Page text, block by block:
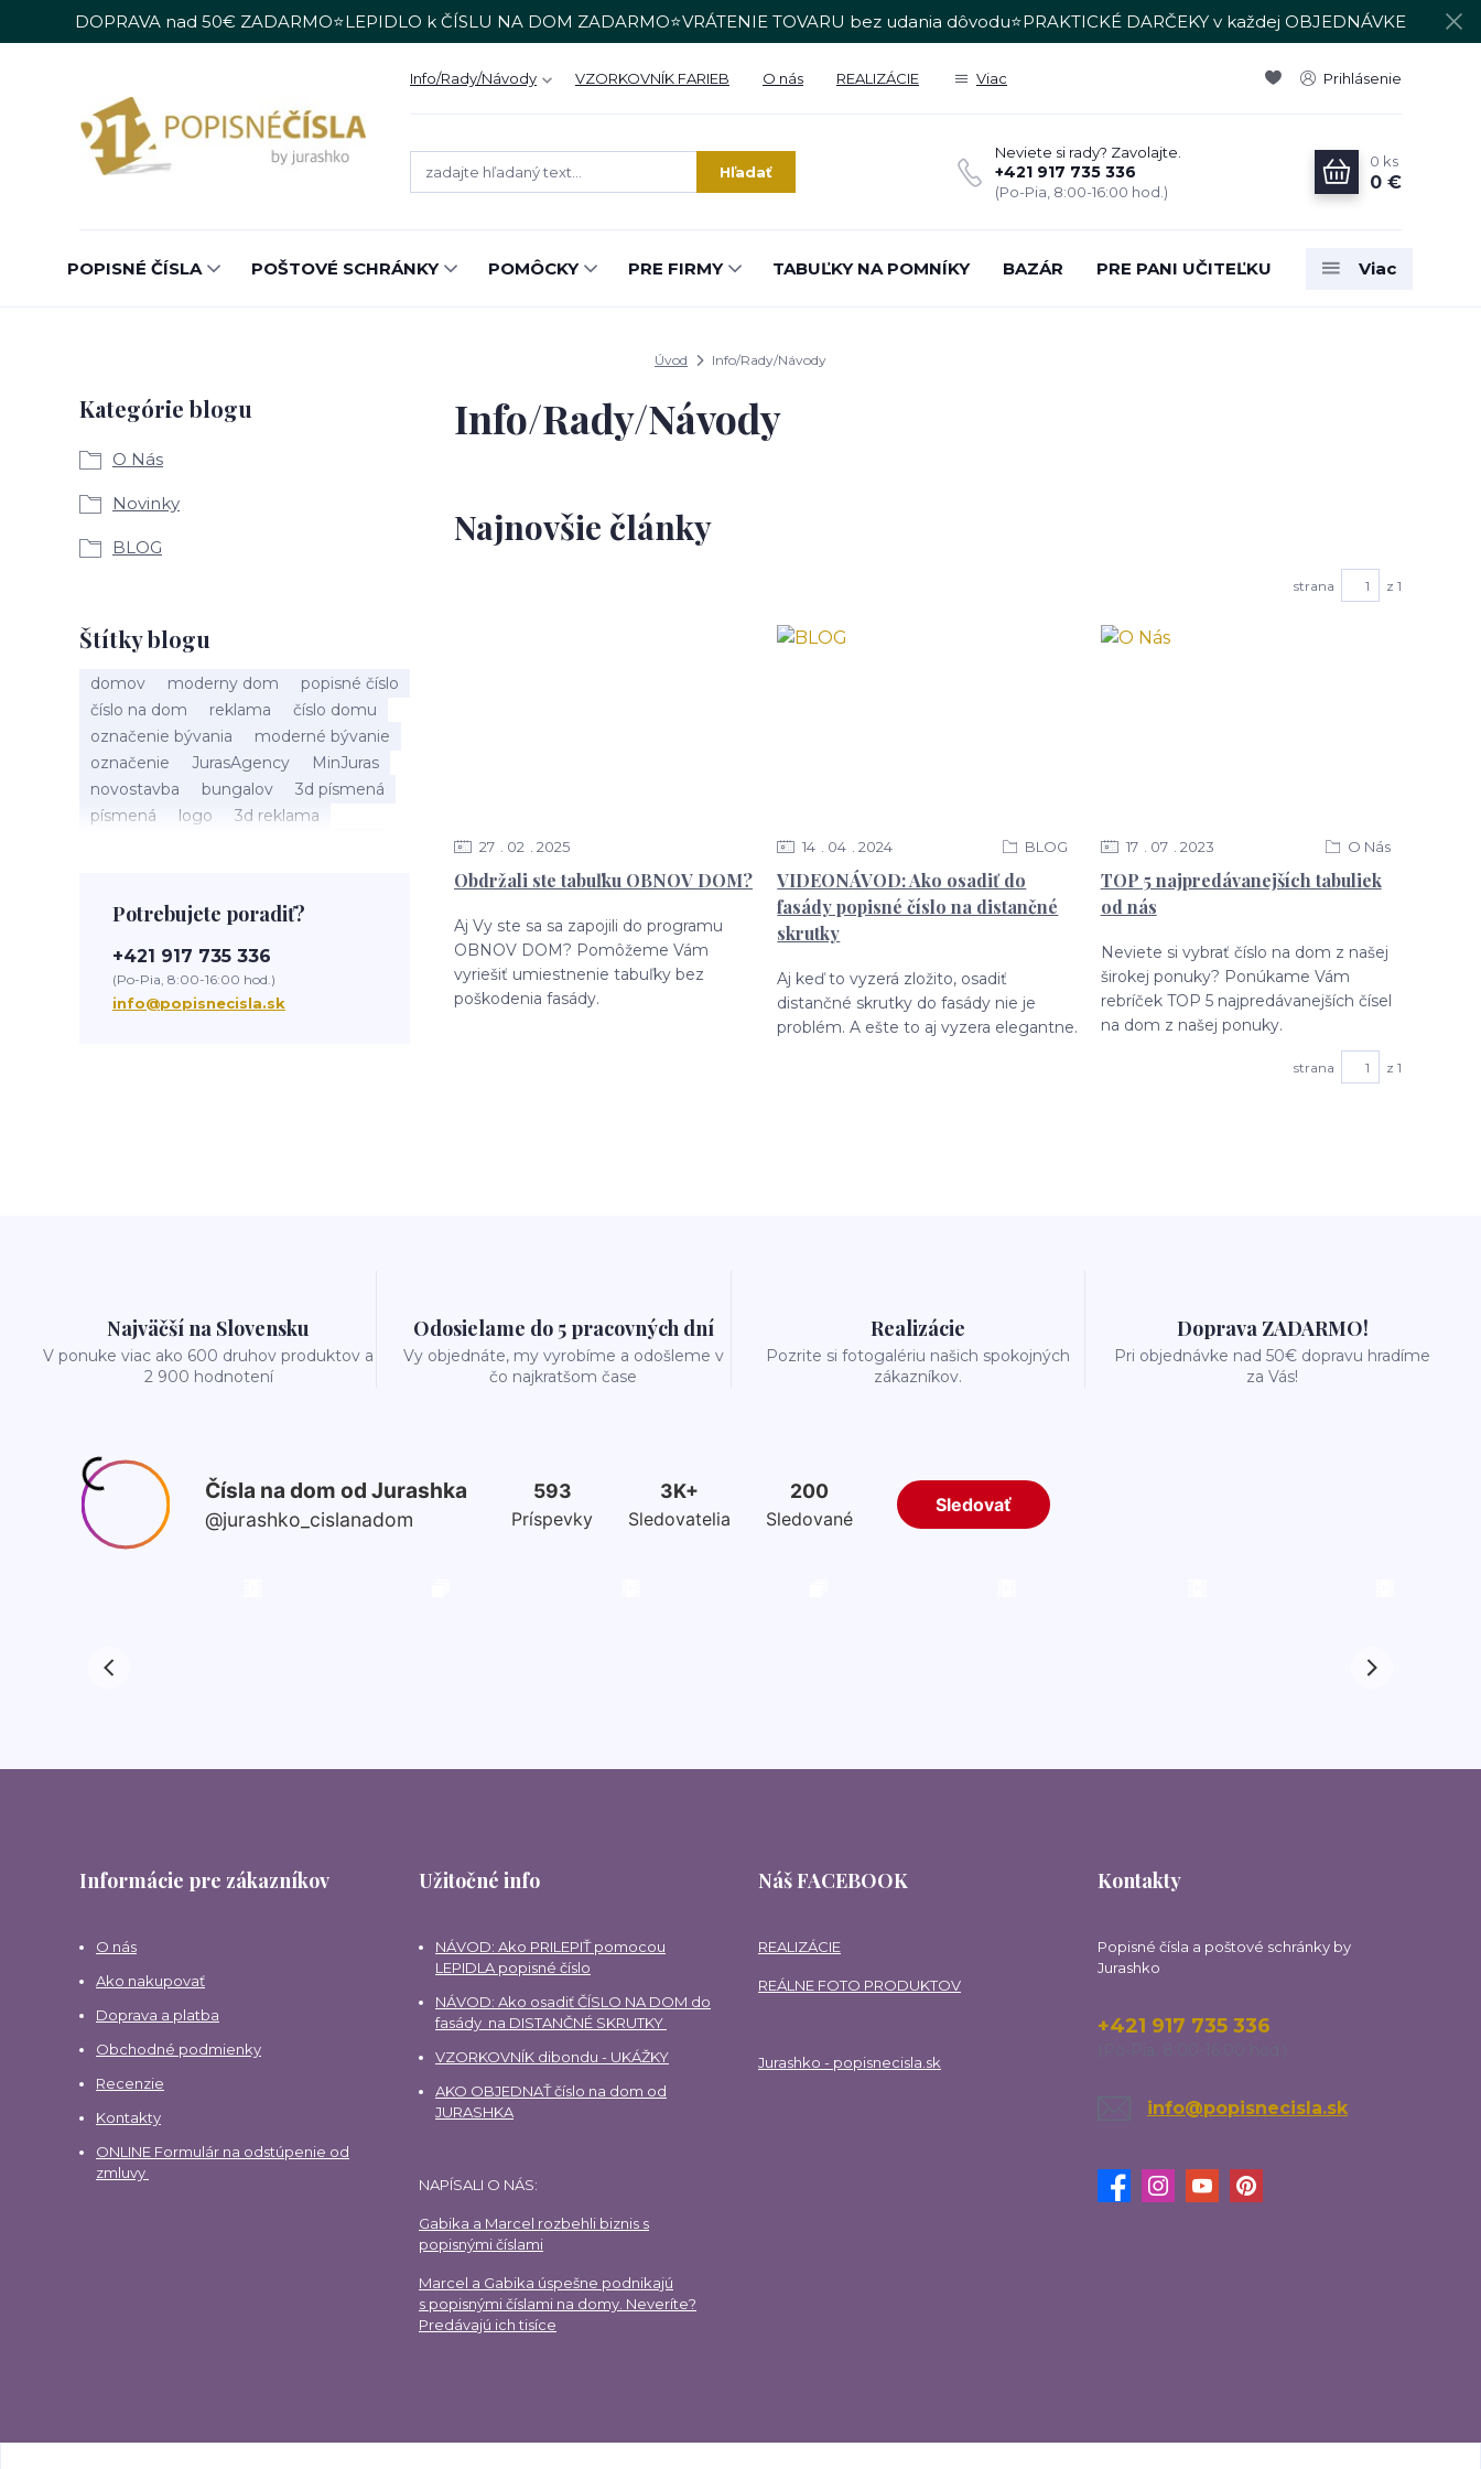
DOPRAVA nad 50€ ZADARMO⭐LEPIDLO k ČÍSLU NA DOM ZADARMO⭐VRÁTENIE TOVARU bez udania dôvodu⭐PRAKTICKÉ DARČEKY v každej OBJEDNÁVKE
Info/Rady/Návody VZORKOVNÍK FARIEB O nás REALIZÁCIE Viac Prihlásenie
Hľadať
Neviete si rady? Zavolajte.
+421 917 735 336
(Po-Pia, 8:00-16:00 hod.)
0 ks
0 €
POPISNÉ ČÍSLA POŠTOVÉ SCHRÁNKY POMÔCKY PRE FIRMY TABUĽKY NA POMNÍKY BAZÁR PRE PANI UČITEĽKU Viac
Úvod Info/Rady/Návody
Kategórie blogu
O Nás
Novinky
BLOG
Štítky blogu
domov moderny dom
popisné číslo
číslo na dom
reklama
číslo domu
označenie bývania
moderné bývanie
označenie
JurasAgency
MinJuras
novostavba
bungalov
3d písmená
písmená
logo
3d reklama
prevádzka
kozmetický salón
salón krásy
reštaurácia
podnik
čislo na dom
tabuľka na dom
obnov dom
Potrebujete poradiť?
+421 917 735 336
(Po-Pia, 8:00-16:00 hod.)
info@popisnecisla.sk
Info/Rady/Návody
Najnovšie články
strana z 1
Obdržali ste tabuľku OBNOV DOM?
27 02 2025
Aj Vy ste sa sa zapojili do programu
OBNOV DOM? Pomôžeme Vám
vyriešiť umiestnenie tabuľky bez
poškodenia fasády.
VIDEONÁVOD: Ako osadiť do
fasády popisné číslo na distančné
skrutky
14 04 2024 BLOG
Aj keď to vyzerá zložito, osadiť
distančné skrutky do fasády nie je
problém. A ešte to aj vyzera elegantne.
TOP 5 najpredávanejších tabuliek
od nás
17 07 2023 O Nás
Neviete si vybrať číslo na dom z našej
širokej ponuky? Ponúkame Vám
rebríček TOP 5 najpredávanejších čísel
na dom z našej ponuky.
strana z 1
Najväčší na Slovensku
V ponuke viac ako 600 druhov produktov a
2 900 hodnotení
Odosielame do 5 pracovných dní
Vy objednáte, my vyrobíme a odošleme v
čo najkratšom čase
Realizácie
Pozrite si fotogalériu našich spokojných
zákazníkov.
Doprava ZADARMO!
Pri objednávke nad 50€ dopravu hradíme
za Vás!
Informácie pre zákazníkov
O nás
Ako nakupovať
Doprava a platba
Obchodné podmienky
Recenzie
Kontakty
ONLINE Formulár na odstúpenie od
zmluvy
Užitočné info
NÁVOD: Ako PRILEPIŤ pomocou
LEPIDLA popisné číslo
NÁVOD: Ako osadiť ČÍSLO NA DOM do
fasády na DISTANČNÉ SKRUTKY
VZORKOVNÍK dibondu - UKÁŽKY
AKO OBJEDNAŤ číslo na dom od
JURASHKA
NAPÍSALI O NÁS:
Gabika a Marcel rozbehli biznis s
popisnými číslami
Marcel a Gabika úspešne podnikajú
s popisnými číslami na domy. Neveríte?
Predávajú ich tisíce
Náš FACEBOOK
REALIZÁCIE
REÁLNE FOTO PRODUKTOV
Jurashko - popisnecisla.sk
Kontakty
Popisné čísla a poštové schránky by
Jurashko
+421 917 735 336
info@popisnecisla.sk